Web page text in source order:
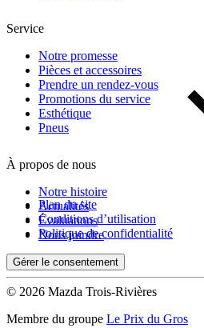
Service
Notre promesse
Pièces et accessoires
Prendre un rendez-vous
Promotions du service
Esthétique
Pneus
À propos de nous
Notre histoire
Actualités
Évaluations
Nous joindre
Plan du site
Conditions d’utilisation
Politique de confidentialité
Gérer le consentement
© 2026 Mazda Trois-Rivières
Membre du groupe Le Prix du Gros